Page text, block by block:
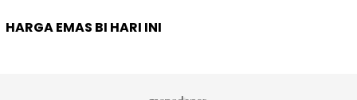
HARGA EMAS BI HARI INI